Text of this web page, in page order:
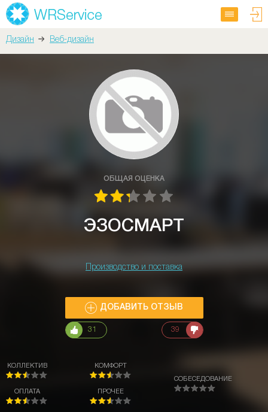
Дизайн Веб-дизайн
ОБЩАЯ ОЦЕНКА
ЭЗОСМАРТ
Производство и поставка
ДОБАВИТЬ ОТЗЫВ
31 39
КОЛЛЕКТИВ
ОПЛАТА
КОМФОРТ
ПРОЧЕЕ
СОБЕСЕДОВАНИЕ